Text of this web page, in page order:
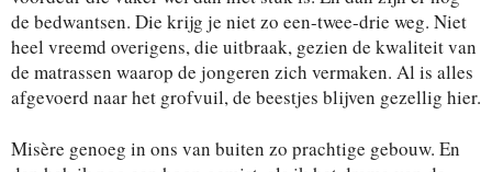
de bedwantsen. Die krijg je niet zo een-twee-drie weg. Niet
heel vreemd overigens, die uitbraak, gezien de kwaliteit van
de matrassen waarop de jongeren zich vermaken. Al is alles
afgevoerd naar het grofvuil, de beestjes blijven gezellig hier.
Misère genoeg in ons van buiten zo prachtige gebouw. En